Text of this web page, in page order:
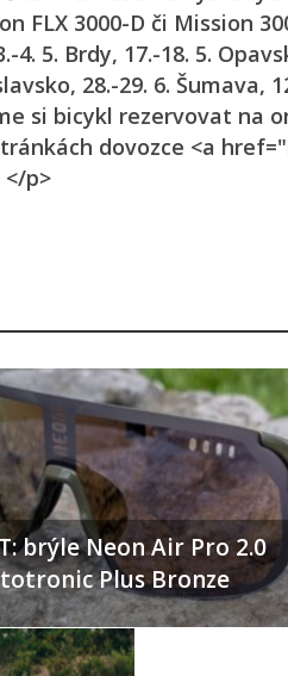
FLX 3000-D či Mission
5. Brdy, 17.-18. 5.
28.-29. 6. Šumava,
si bicykl rezervovat na
dovozce <a
p>
brýle Neon Air Pro 2.0
Plus Bronze